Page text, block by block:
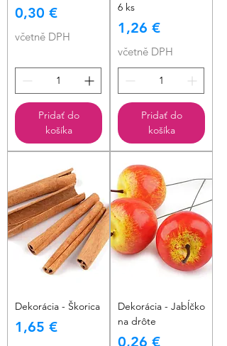
Cena
0,30 €
včetně DPH
Pridať do
košíka
6 ks
Cena
1,26 €
včetně DPH
Pridať do
košíka
Dekorácia - Škorica
Cena
1,65 €
Dekorácia - Jabĺčko
na drôte
Cena
0,26 €